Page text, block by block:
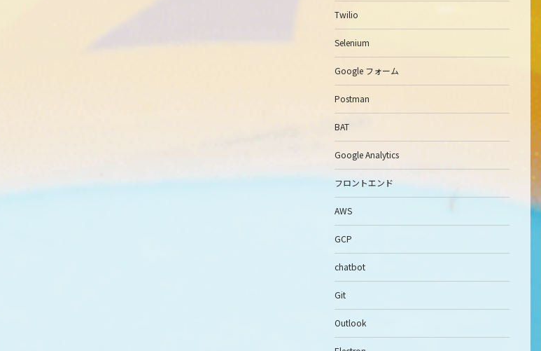
Twilio
Selenium
Google フォーム
Postman
BAT
Google Analytics
フロントエンド
AWS
GCP
chatbot
Git
Outlook